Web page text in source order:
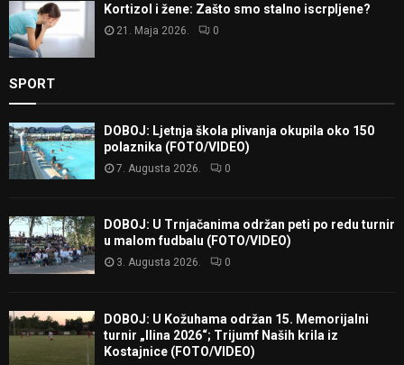
Kortizol i žene: Zašto smo stalno iscrpljene?
21. Maja 2026. 0
SPORT
DOBOJ: Ljetnja škola plivanja okupila oko 150
polaznika (FOTO/VIDEO)
7. Augusta 2026. 0
DOBOJ: U Trnjačanima održan peti po redu turnir
u malom fudbalu (FOTO/VIDEO)
3. Augusta 2026. 0
DOBOJ: U Kožuhama održan 15. Memorijalni
turnir „Ilina 2026“; Trijumf Naših krila iz
Kostajnice (FOTO/VIDEO)